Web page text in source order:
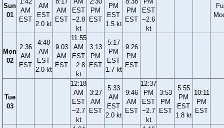
Sun
01
AM
EST
AM
EST
2.0 kt
AM
EST
EST
−2.8
kt
PM
EST
PM
EST
1.5 kt
PM
EST
EST
−2.6
kt
Mon
02
2:36
AM
EST
4:48
AM
EST
2.0 kt
9:03
AM
EST
11:55
AM
EST
−2.8
kt
3:13
PM
EST
5:17
PM
EST
1.7 kt
9:26
PM
EST
Tue
03
12:18
AM
EST
−2.7
kt
3:27
AM
EST
5:33
AM
EST
2.0 kt
9:46
AM
EST
12:37
PM
EST
−2.7
kt
3:53
PM
EST
5:55
PM
EST
1.8 kt
10:11
PM
EST